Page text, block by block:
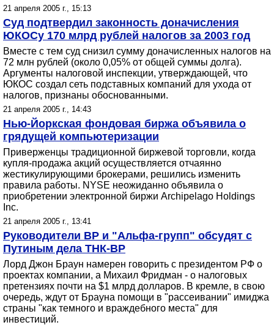
21 апреля 2005 г., 15:13
Суд подтвердил законность доначисления
ЮКОСу 170 млрд рублей налогов за 2003 год
Вместе с тем суд снизил сумму доначисленных налогов на
72 млн рублей (около 0,05% от общей суммы долга).
Аргументы налоговой инспекции, утверждающей, что
ЮКОС создал сеть подставных компаний для ухода от
налогов, признаны обоснованными.
21 апреля 2005 г., 14:43
Нью-Йоркская фондовая биржа объявила о
грядущей компьютеризации
Приверженцы традиционной биржевой торговли, когда
купля-продажа акций осуществляется отчаянно
жестикулирующими брокерами, решились изменить
правила работы. NYSE неожиданно объявила о
приобретении электронной биржи Archipelago Holdings
Inc.
21 апреля 2005 г., 13:41
Руководители ВР и "Альфа-групп" обсудят с
Путиным дела ТНК-BP
Лорд Джон Браун намерен говорить с президентом РФ о
проектах компании, а Михаил Фридман - о налоговых
претензиях почти на $1 млрд долларов. В кремле, в свою
очередь, ждут от Брауна помощи в "рассеивании" имиджа
страны "как темного и враждебного места" для
инвестиций.